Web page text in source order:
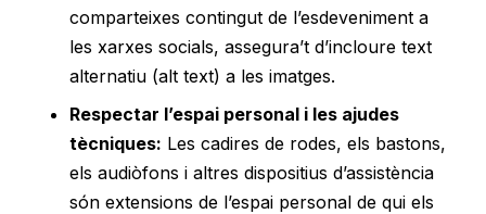
comparteixes contingut de l’esdeveniment a
les xarxes socials, assegura’t d’incloure text
alternatiu (alt text) a les imatges.
Respectar l’espai personal i les ajudes
tècniques: Les cadires de rodes, els bastons,
els audiòfons i altres dispositius d’assistència
són extensions de l’espai personal de qui els